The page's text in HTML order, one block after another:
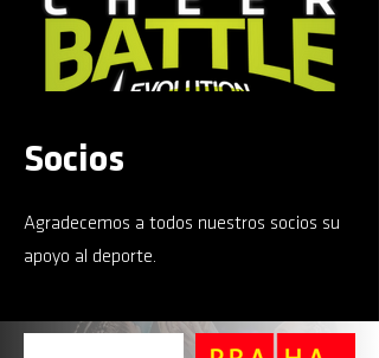
Socios
Agradecemos a todos nuestros socios su
apoyo al deporte.